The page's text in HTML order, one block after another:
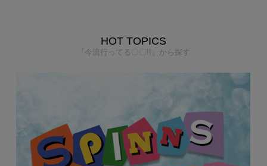
HOT TOPICS
『今流行ってる〇〇!!』から探す